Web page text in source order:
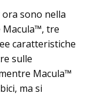
sono nella
Macula™, tre
caratteristiche
sulle
Macula™
ma si